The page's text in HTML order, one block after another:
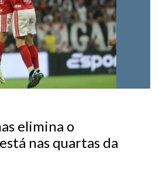
elimina o
nas quartas da